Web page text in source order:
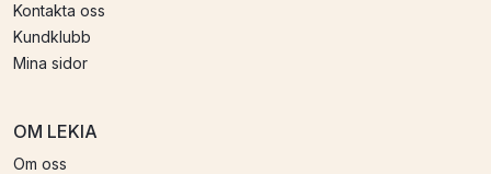
Kontakta oss
Kundklubb
Mina sidor
OM LEKIA
Om oss